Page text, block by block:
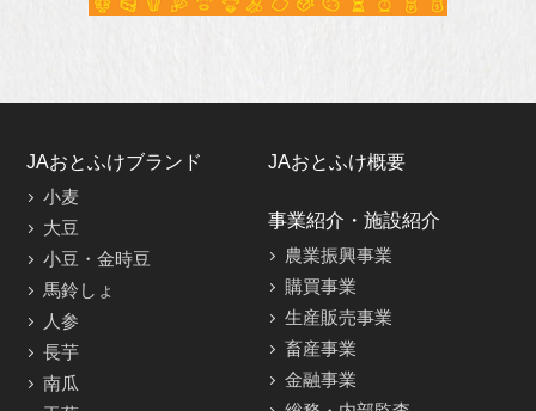
JAおとふけブランド
小麦
大豆
小豆・金時豆
馬鈴しょ
人参
長芋
南瓜
JAおとふけ概要
事業紹介・施設紹介
農業振興事業
購買事業
生産販売事業
畜産事業
金融事業